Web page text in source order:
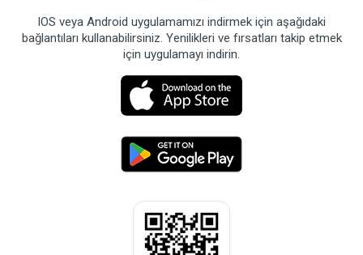
IOS veya Android uygulamamızı indirmek için aşağıdaki
bağlantıları kullanabilirsiniz. Yenilikleri ve fırsatları takip etmek
için uygulamayı indirin.